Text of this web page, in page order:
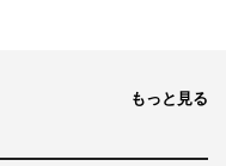
もっと見る